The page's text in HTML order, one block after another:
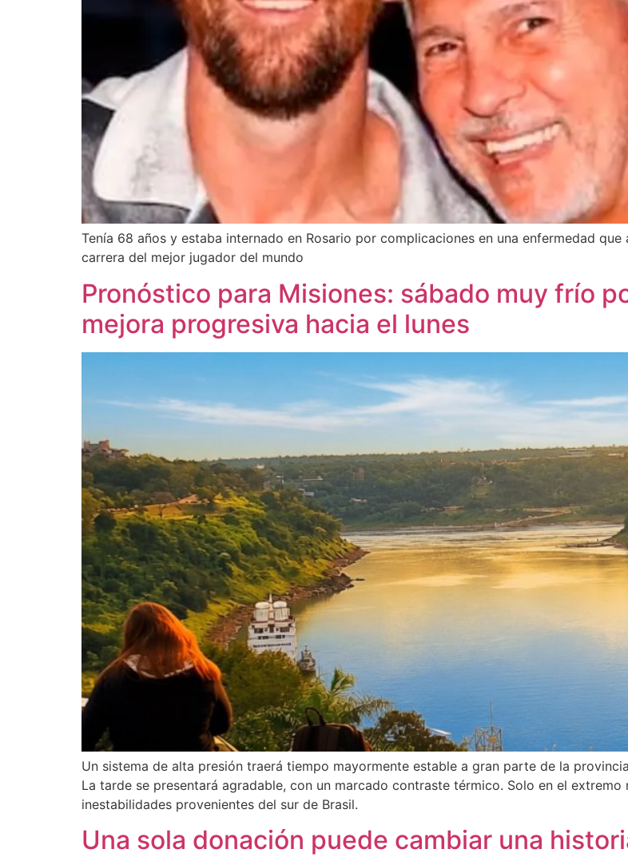
Tenía 68 años y estaba internado en Rosario por complicaciones en una enfermedad
carrera del mejor jugador del mundo
Pronóstico para Misiones: sábado muy frío
mejora progresiva hacia el lunes
Un sistema de alta presión traerá tiempo mayormente estable a gran parte de la
La tarde se presentará agradable, con un marcado contraste térmico. Solo en el
inestabilidades provenientes del sur de Brasil.
Una sola donación puede cambiar una